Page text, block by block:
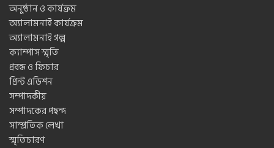
অনুষ্ঠান ও কার্যক্রম
অ্যালামনাই কার্যক্রম
অ্যালামনাই গল্প
ক্যাম্পাস স্মৃতি
প্রবন্ধ ও ফিচার
প্রিন্ট এডিশন
সম্পাদকীয়
সম্পাদকের পছন্দ
সাম্প্রতিক লেখা
স্মৃতিচারণ